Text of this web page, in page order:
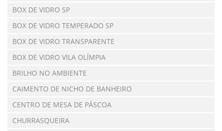
BOX DE VIDRO SP
BOX DE VIDRO TEMPERADO SP
BOX DE VIDRO TRANSPARENTE
BOX DE VIDRO VILA OLÍMPIA
BRILHO NO AMBIENTE
CAIMENTO DE NICHO DE BANHEIRO
CENTRO DE MESA DE PÁSCOA
CHURRASQUEIRA